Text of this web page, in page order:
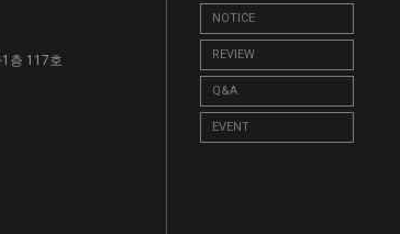
층 117호
NOTICE
REVIEW
Q&A
EVENT